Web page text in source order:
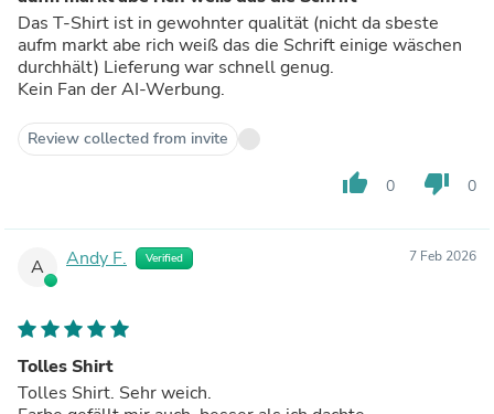
Das T-Shirt ist in gewohnter qualität (nicht da sbeste
aufm markt abe rich weiß das die Schrift einige wäschen
durchhält) Lieferung war schnell genug.
Kein Fan der AI-Werbung.
Review collected from invite
thumb_up 0 thumb_down 0
A Andy F. Verified 7 Feb 2026
Tolles Shirt
Tolles Shirt. Sehr weich.